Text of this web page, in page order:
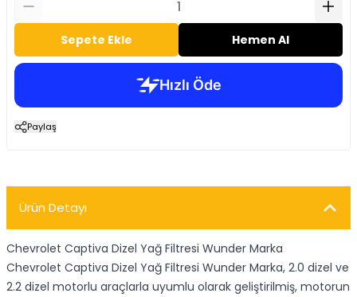
Sepete Ekle Hemen Al
Paylaş
Ürün Detayı
Chevrolet Captiva Dizel Yağ Filtresi Wunder Marka
Chevrolet Captiva Dizel Yağ Filtresi Wunder Marka, 2.0 dizel ve
2.2 dizel motorlu araçlarla uyumlu olarak geliştirilmiş, motorun